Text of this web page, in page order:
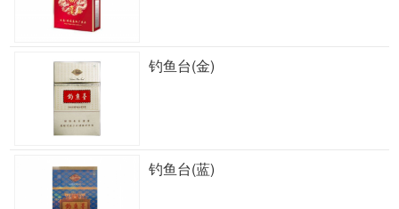
钓鱼台(金)
钓鱼台(蓝)